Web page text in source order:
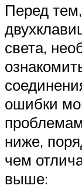
Перед
света,
ошибки
ниже,
чем
выше: